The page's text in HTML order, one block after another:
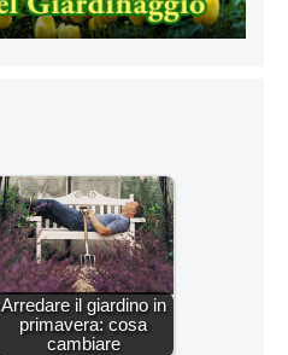
Arredare il giardino in
primavera: cosa
cambiare